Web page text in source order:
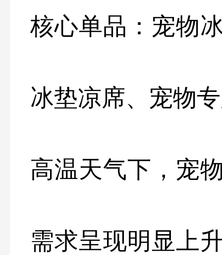
核心单品：宠物
冰垫凉席、宠物
高温天气下，宠
需求呈现明显上